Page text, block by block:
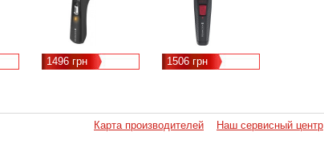
1496 грн 1506 грн
Карта производителей
Наш сервисный центр